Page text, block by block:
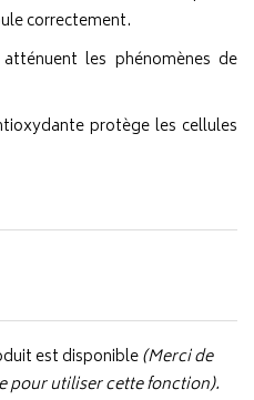
correctement.
les phénomènes de
protège les cellules
est disponible(Merci de
pour utiliser cette fonction).